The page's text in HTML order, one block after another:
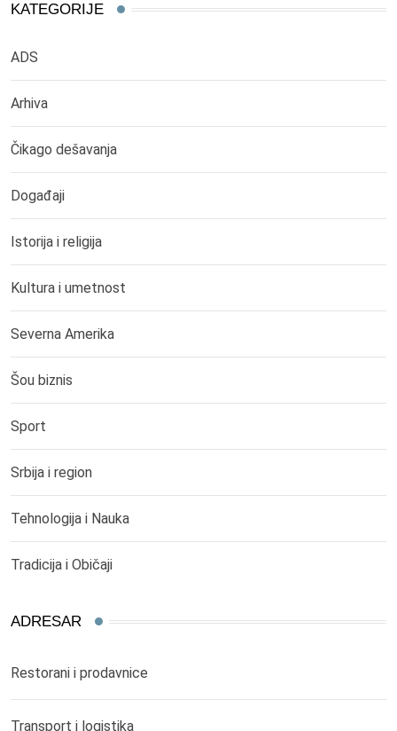
KATEGORIJE
ADS
Arhiva
Čikago dešavanja
Događaji
Istorija i religija
Kultura i umetnost
Severna Amerika
Šou biznis
Sport
Srbija i region
Tehnologija i Nauka
Tradicija i Običaji
ADRESAR
Restorani i prodavnice
Transport i logistika